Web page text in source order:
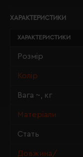
ХАРАКТЕРИСТИКИ
ХАРАКТЕРИСТИКИ
Розмір
Колір
Вага ~, кг
Матеріали
Стать
Довжина/